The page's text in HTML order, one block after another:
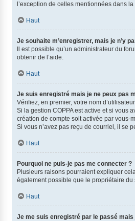
l’exception de celles mentionnées dans
Haut
Je souhaite m’enregistrer, mais je n’y
Il est possible qu’un administrateur du
obtenir de l’aide.
Haut
Je suis enregistré mais je ne peux pas
Vérifiez, en premier, votre nom
Si la gestion COPPA est active et si vous
création de compte soit activée par vous-
Si vous n’avez pas reçu de courriel, il se
Haut
Pourquoi ne puis-je pas me connecter ?
Plusieurs raisons pourraient expliquer
également possible que le propriétaire du
Haut
Je me suis enregistré par le passé